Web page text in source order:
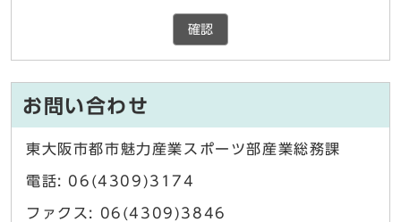
確認
お問い合わせ
東大阪市都市魅力産業スポーツ部産業総務課
電話: 06(4309)3174
ファクス: 06(4309)3846